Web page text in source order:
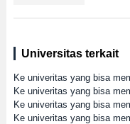
Universitas terkait
Ke univeritas yang bisa
Ke univeritas yang bisa
Ke univeritas yang bisa
Ke univeritas yang bisa